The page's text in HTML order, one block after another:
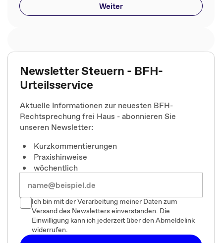
Weiter
Newsletter Steuern - BFH-
Urteilsservice
Aktuelle Informationen zur neuesten BFH-
Rechtsprechung frei Haus - abonnieren Sie
unseren Newsletter:
Kurzkommentierungen
Praxishinweise
wöchentlich
Ich bin mit der Verarbeitung meiner Daten zum
Versand des Newsletters einverstanden. Die
Einwilligung kann ich jederzeit über den Abmeldelink
widerrufen.